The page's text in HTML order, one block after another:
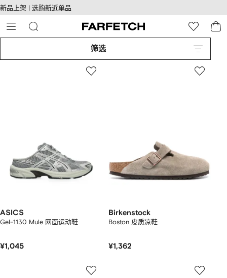
至
内
容
障碍网络
设
新品上架 | 选购新近单品
筛选
ASICS
Gel-1130 Mule 网面运动鞋
¥1,045
Birkenstock
Boston 皮质凉鞋
¥1,362